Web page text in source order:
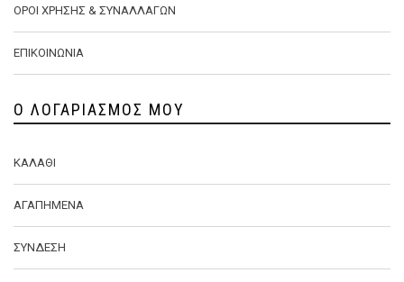
ΌΡΟΙ ΧΡΉΣΗΣ & ΣΥΝΑΛΛΑΓΏΝ
ΕΠΙΚΟΙΝΩΝΊΑ
Ο ΛΟΓΑΡΙΑΣΜΌΣ ΜΟΥ
ΚΑΛΆΘΙ
ΑΓΑΠΗΜΈΝΑ
ΣΎΝΔΕΣΗ